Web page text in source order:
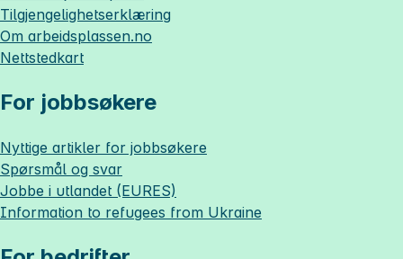
Tilgjengelighetserklæring
Om arbeidsplassen.no
Nettstedkart
For jobbsøkere
Nyttige artikler for jobbsøkere
Spørsmål og svar
Jobbe i utlandet (EURES)
Information to refugees from Ukraine